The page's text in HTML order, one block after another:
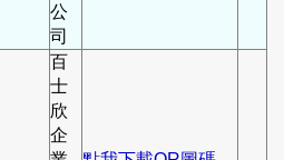
公
司
百
士
欣
企